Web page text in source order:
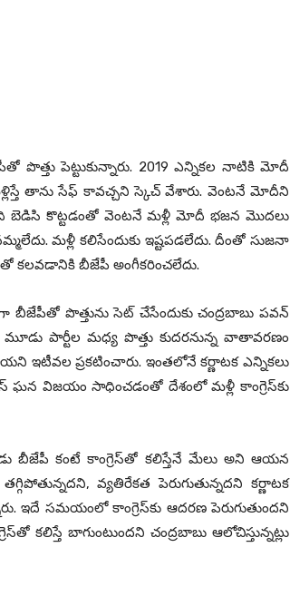
పొత్తు పెట్టుకున్నారు. 2019 ఎన్నిక‌ల నాటికి మోదీ
తాను సేఫ్ కావ‌చ్చ‌ని స్కెచ్ వేశారు. వెంట‌నే మోదీని
బెడిసి కొట్ట‌డంతో వెంట‌నే మ‌ళ్లీ మోదీ భ‌జ‌న మొద‌లు
మ‌ళ్లీ క‌లిసేందుకు ఇష్ట‌ప‌డ‌లేదు. దీంతో సుజ‌నా
క‌లవ‌డానికి బీజేపీ అంగీక‌రించ‌లేదు.
పొత్తును సెట్ చేసేందుకు చంద్ర‌బాబు ప‌వ‌న్
పార్టీల మ‌ధ్య పొత్తు కుద‌ర‌నున్న వాతావ‌ర‌ణం
ఇటీవ‌ల ప్ర‌కటించారు. ఇంత‌లోనే క‌ర్ణాట‌క ఎన్నిక‌లు
విజ‌యం సాధించ‌డంతో దేశంలో మ‌ళ్లీ కాంగ్రెస్‌కు
బీజేపీ కంటే కాంగ్రెస్‌తో క‌లిస్తేనే మేలు అని ఆయ‌న
వ్య‌తిరేక‌త పెరుగుతున్న‌ద‌ని క‌ర్ణాట‌క
ఇదే స‌మ‌యంలో కాంగ్రెస్‌కు ఆద‌ర‌ణ పెరుగుతుంద‌ని
క‌లిస్తే బాగుంటుంద‌ని చంద్ర‌బాబు ఆలోచిస్తున్నట్లు